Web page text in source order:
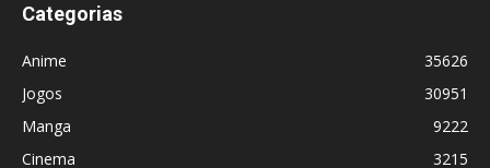
Categorias
Anime
35626
Jogos
30951
Manga
9222
Cinema
3215